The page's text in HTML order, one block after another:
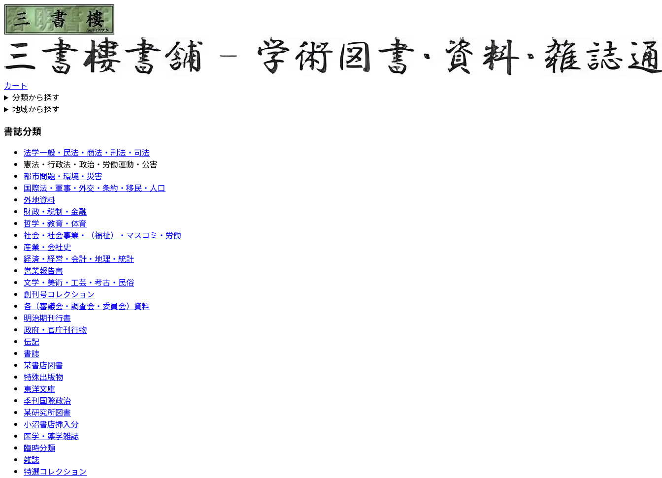
カート
分類から探す
地域から探す
書誌分類
法学一般・民法・商法・刑法・司法
憲法・行政法・政治・労働運動・公害
都市問題・環境・災害
国際法・軍事・外交・条約・移民・人口
外地資料
財政・税制・金融
哲学・教育・体育
社会・社会事業・（福祉）・マスコミ・労働
産業・会社史
経済・経営・会計・地理・統計
営業報告書
文学・美術・工芸・考古・民俗
創刊号コレクション
各（審議会・調査会・委員会）資料
明治期刊行書
政府・官庁刊行物
伝記
書誌
某書店図書
特殊出版物
東洋文庫
季刊国際政治
某研究所図書
小沼書店挿入分
医学・薬学雑誌
臨時分類
雑誌
特選コレクション